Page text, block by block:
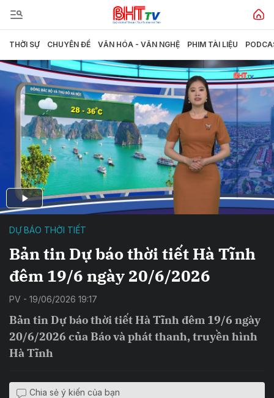
THỜI SỰ CHUYÊN ĐỀ VĂN HÓA - VĂN NGHỆ PHIM TÀI LIỆU
DỰ BÁO THỜI TIẾT
Bản tin Dự báo thời tiết Hà Tĩnh
đêm 19/6 ngày 20/6/2026
PV - 19/06/2026 19:17
Bản tin Dự báo thời tiết Hà Tĩnh đêm 19/6 ngày
20/6/2026 của Báo và phát thanh, truyền hình
Hà Tĩnh
Chia sẻ ý kiến của bạn